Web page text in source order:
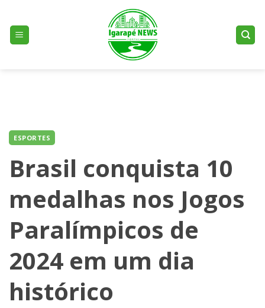
content
ESPORTES
Brasil conquista 10
medalhas nos Jogos
Paralímpicos de
2024 em um dia
histórico